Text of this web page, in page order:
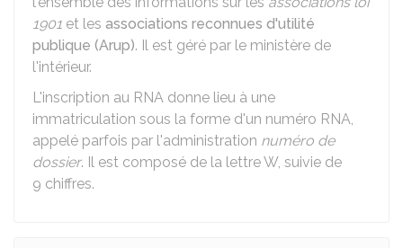
1901 et les associations reconnues d'utilité
publique (Arup). Il est géré par le ministère de
l'intérieur.
L'inscription au RNA donne lieu à une
immatriculation sous la forme d'un numéro RNA,
appelé parfois par l'administration numéro de
dossier. Il est composé de la lettre W, suivie de
9 chiffres.